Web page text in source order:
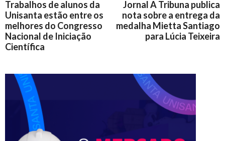
Trabalhos de alunos da
Unisanta estão entre os
melhores do Congresso
Nacional de Iniciação
Científica
Jornal A Tribuna publica
nota sobre a entrega da
medalha Mietta Santiago
para Lúcia Teixeira